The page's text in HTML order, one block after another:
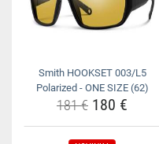
Smith HOOKSET 003/L5
Polarized - ONE SIZE (62)
181 € 180 €